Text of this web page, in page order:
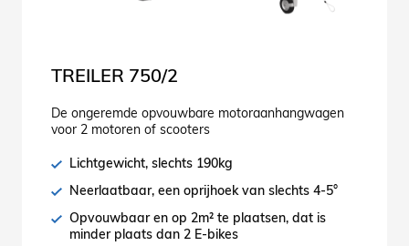
TREILER 750/2
De ongeremde opvouwbare motoraanhangwagen
voor 2 motoren of scooters
Lichtgewicht, slechts 190kg
Neerlaatbaar, een oprijhoek van slechts 4-5°
Opvouwbaar en op 2m² te plaatsen, dat is
minder plaats dan 2 E-bikes